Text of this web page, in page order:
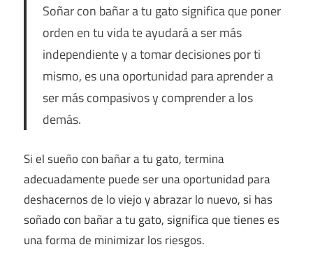
Soñar con bañar a tu gato significa que poner
orden en tu vida te ayudará a ser más
independiente y a tomar decisiones por ti
mismo, es una oportunidad para aprender a
ser más compasivos y comprender a los
demás.
Si el sueño con bañar a tu gato, termina
adecuadamente puede ser una oportunidad para
deshacernos de lo viejo y abrazar lo nuevo, si has
soñado con bañar a tu gato, significa que tienes es
una forma de minimizar los riesgos.